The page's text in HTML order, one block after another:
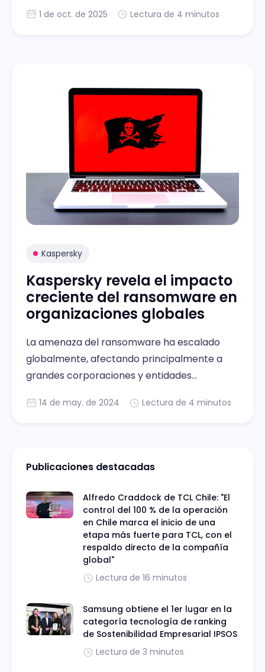
y los desafíos en torno a la materia
1 de oct. de 2025 Lectura de 4 minutos
Kaspersky
Kaspersky revela el impacto
creciente del ransomware en
organizaciones globales
La amenaza del ransomware ha escalado
globalmente, afectando principalmente a
grandes corporaciones y entidades
14 de may. de 2024 Lectura de 4 minutos
Publicaciones destacadas
Alfredo Craddock de TCL Chile: "El
control del 100 % de la operación
en Chile marca el inicio de una
etapa más fuerte para TCL, con el
respaldo directo de la compañía
global"
Lectura de 16 minutos
Samsung obtiene el 1er lugar en la
categoría tecnología de ranking
de Sostenibilidad Empresarial IPSOS
Lectura de 3 minutos